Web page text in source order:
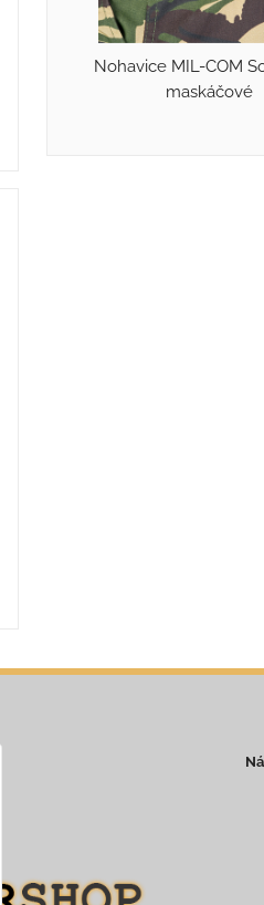
Nohavice MIL-COM
maskáčové